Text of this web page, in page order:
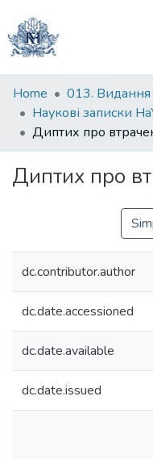
Communities
&
Collections
Home
013.
Наукові записки
Диптих про
dc.contributor.author
dc.date.accessioned
dc.date.available
dc.date.issued